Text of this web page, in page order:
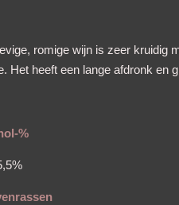
romige wijn is zeer kruidig
Het heeft een lange afdronk en
%